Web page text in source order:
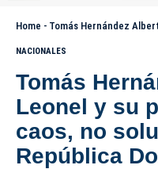
Home - Tomás Hernández Alberto: Leonel y su
NACIONALES
Tomás
Leonel y su
caos, no
República